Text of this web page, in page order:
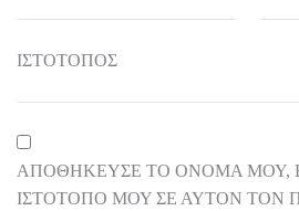
ΙΣΤΌΤΟΠΟΣ
ΑΠΟΘΉΚΕΥΣΕ ΤΟ ΌΝΟΜΆ ΜΟΥ,
ΙΣΤΌΤΟΠΟ ΜΟΥ ΣΕ ΑΥΤΌΝ ΤΟΝ